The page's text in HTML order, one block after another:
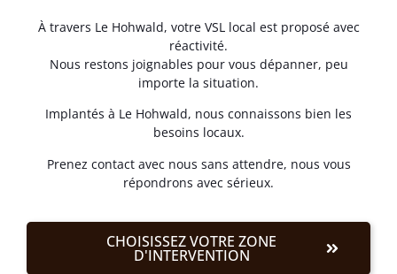
À travers Le Hohwald, votre VSL local est proposé avec
réactivité.
Nous restons joignables pour vous dépanner, peu
importe la situation.
Implantés à Le Hohwald, nous connaissons bien les
besoins locaux.
Prenez contact avec nous sans attendre, nous vous
répondrons avec sérieux.
CHOISISSEZ VOTRE ZONE
D'INTERVENTION